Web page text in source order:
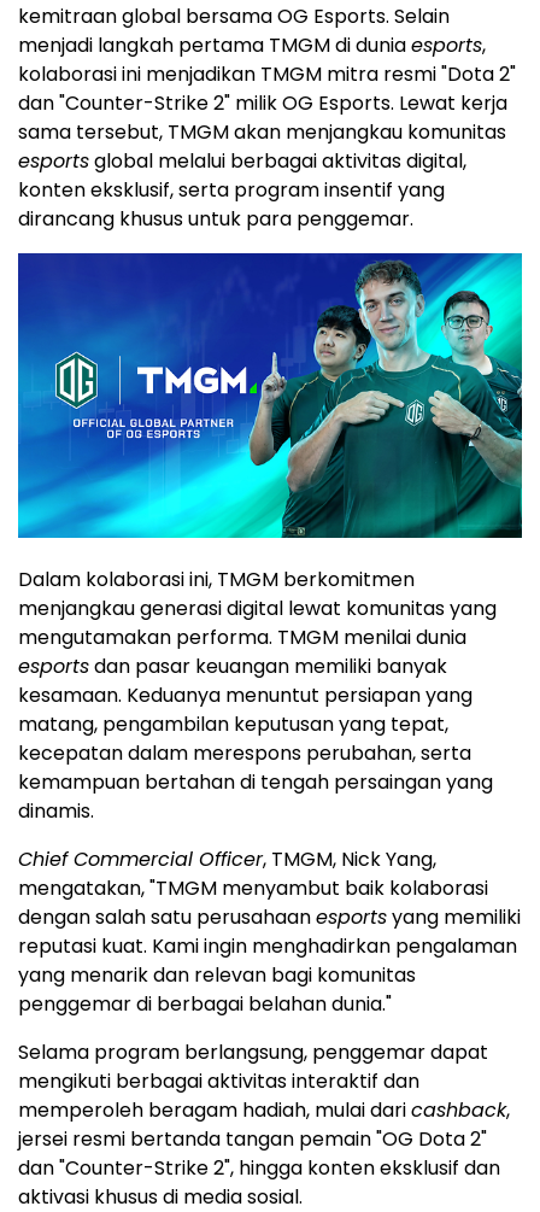
kemitraan global bersama OG Esports. Selain
menjadi langkah pertama TMGM di duniaesports,
kolaborasi ini menjadikan TMGM mitra resmi "Dota 2"
dan "Counter-Strike 2" milik OG Esports. Lewat kerja
sama tersebut, TMGM akan menjangkau komunitas
esportsglobal melalui berbagai aktivitas digital,
konten eksklusif, serta program insentif yang
dirancang khusus untuk para penggemar.
Dalam kolaborasi ini, TMGM berkomitmen
menjangkau generasi digital lewat komunitas yang
mengutamakan performa. TMGM menilai dunia
esportsdan pasar keuangan memiliki banyak
kesamaan. Keduanya menuntut persiapan yang
matang, pengambilan keputusan yang tepat,
kecepatan dalam merespons perubahan, serta
kemampuan bertahan di tengah persaingan yang
dinamis.
Chief Commercial Officer, TMGM, Nick Yang,
mengatakan, "TMGM menyambut baik kolaborasi
dengan salah satu perusahaanesportsyang memiliki
reputasi kuat. Kami ingin menghadirkan pengalaman
yang menarik dan relevan bagi komunitas
penggemar di berbagai belahan dunia."
Selama program berlangsung, penggemar dapat
mengikuti berbagai aktivitas interaktif dan
memperoleh beragam hadiah, mulai daricashback,
jersei resmi bertanda tangan pemain "OG Dota 2"
dan "Counter-Strike 2", hingga konten eksklusif dan
aktivasi khusus di media sosial.